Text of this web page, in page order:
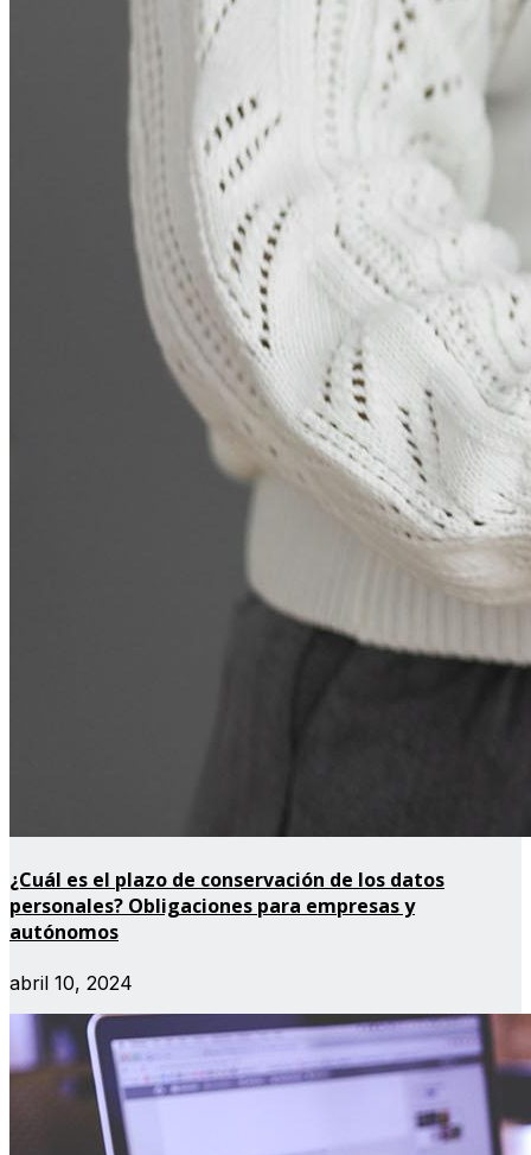
¿Cuál es el plazo de conservación de los datos
personales? Obligaciones para empresas y
autónomos
abril 10, 2024